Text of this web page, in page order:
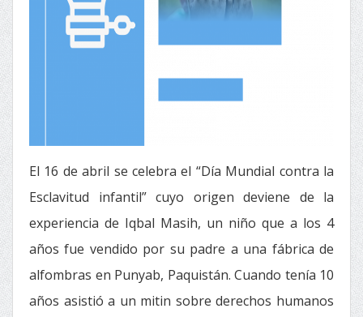
El 16 de abril se celebra el “Día Mundial contra la
Esclavitud infantil” cuyo origen deviene de la
experiencia de Iqbal Masih, un niño que a los 4
años fue vendido por su padre a una fábrica de
alfombras en Punyab, Paquistán. Cuando tenía 10
años asistió a un mitin sobre derechos humanos